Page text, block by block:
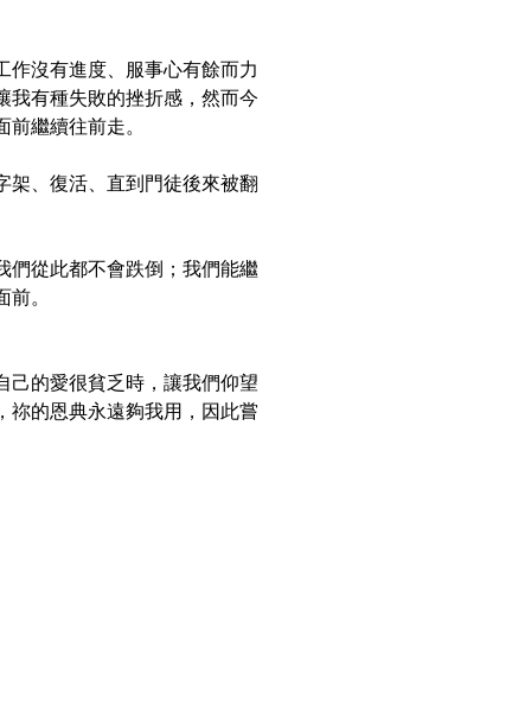
作沒有進度、服事心有餘而力
我有種失敗的挫折感，然而今
繼續往前走。
架、復活、直到門徒後來被翻
們從此都不會跌倒；我們能繼
。
己的愛很貧乏時，讓我們仰望
祢的恩典永遠夠我用，因此嘗